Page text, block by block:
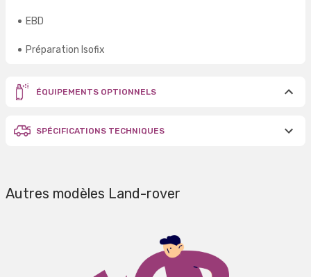
EBD
Préparation Isofix
ÉQUIPEMENTS OPTIONNELS
SPÉCIFICATIONS TECHNIQUES
Autres modèles Land-rover